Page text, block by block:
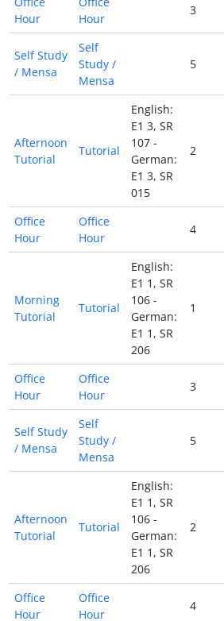
Hour
Hour
3
Self Study
/ Mensa
Self
Study /
Mensa
5
Afternoon
Tutorial
Tutorial
English:
E1 3, SR
107 -
German:
E1 3, SR
015
2
Office
Hour
Office
Hour
4
Morning
Tutorial
Tutorial
English:
E1 1, SR
106 -
German:
E1 1, SR
206
1
Office
Hour
Office
Hour
3
Self Study
/ Mensa
Self
Study /
Mensa
5
Afternoon
Tutorial
Tutorial
English:
E1 1, SR
106 -
German:
E1 1, SR
206
2
Office
Hour
Office
Hour
4